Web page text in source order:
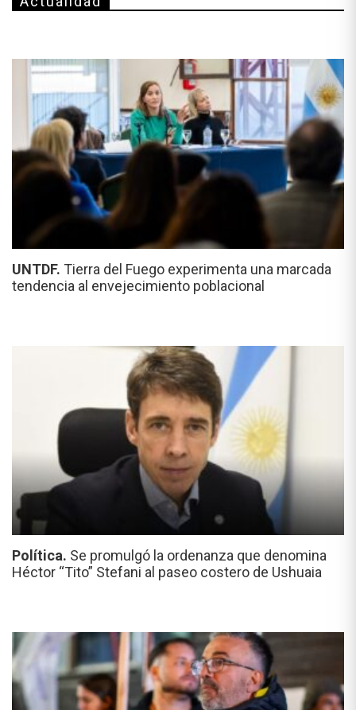
UNTDF. Tierra del Fuego experimenta una marcada
tendencia al envejecimiento poblacional
Política. Se promulgó la ordenanza que denomina
Héctor “Tito” Stefani al paseo costero de Ushuaia